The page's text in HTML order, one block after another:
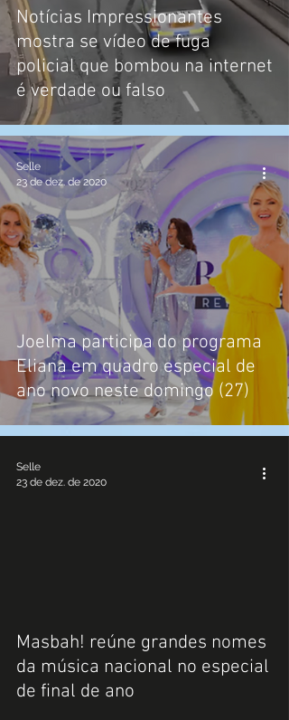
Notícias Impressionantes
mostra se vídeo de fuga
policial que bombou na internet
é verdade ou falso
Joelma participa do programa
Eliana em quadro especial de
ano novo neste domingo (27)
Selle
23 de dez. de 2020
Masbah! reúne grandes nomes
da música nacional no especial
de final de ano
Selle
23 de dez. de 2020